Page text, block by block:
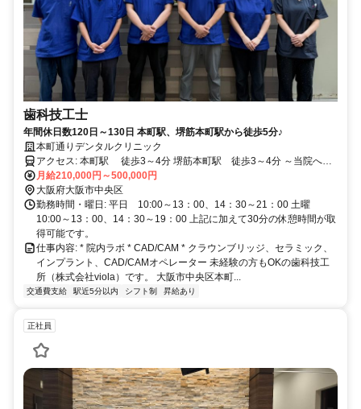
歯科技工士
年間休日数120日～130日 本町駅、堺筋本町駅から徒歩5分♪
本町通りデンタルクリニック
アクセス: 本町駅 徒歩3～4分 堺筋本町駅 徒歩3～4分 ～当院への
通勤（電車）時間の目安～ 梅田駅 4分 難波駅 4分 新大阪駅 11分
尼崎駅 14分 西宮駅 23分 堺駅 27分
月給210,000円～500,000円
大阪府大阪市中央区
勤務時間・曜日: 平日 10:00～13：00、14：30～21：00 土曜
10:00～13：00、14：30～19：00 上記に加えて30分の休憩時間が取
得可能です。
仕事内容: * 院内ラボ * CAD/CAM * クラウンブリッジ、セラミック、
インプラント、CAD/CAMオペレーター 未経験の方もOKの歯科技工
所（株式会社viola）です。 大阪市中央区本町...
交通費支給 駅近5分以内 シフト制 昇給あり
正社員